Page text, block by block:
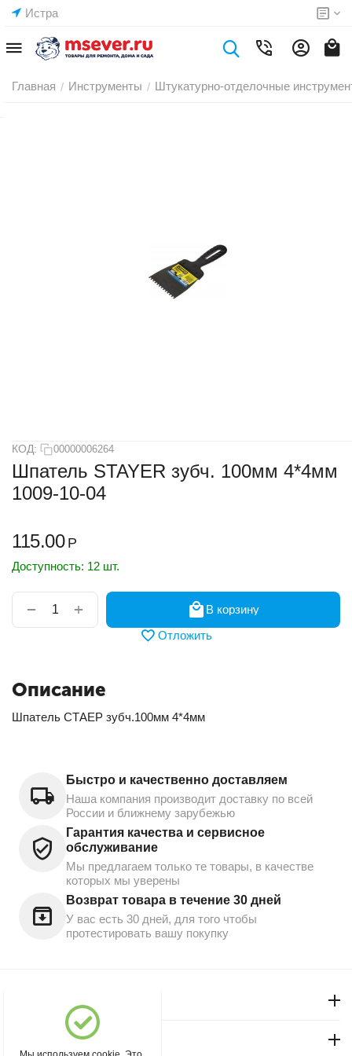
Истра
Главная / Инструменты / Штукатурно-отделочные
КОД: 00000006264
Шпатель STAYER зубч. 100мм 4*4мм
1009-10-04
115.00 Р
Доступность: 12 шт.
+
−
В корзину
Отложить
Описание
Шпатель СТАЕР зубч.100мм 4*4мм
Быстро и качественно доставляем
Наша компания производит доставку по всей
России и ближнему зарубежью
Гарантия качества и сервисное
обслуживание
Мы предлагаем только те товары, в качестве
которых мы уверены
Возврат товара в течение 30 дней
У вас есть 30 дней, для того чтобы
протестировать вашу покупку
Магазин "Северный"